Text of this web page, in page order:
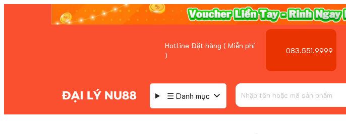
Hotline Đặt hàng ( Miễn phí
)
083.551.9999
☰ Danh mục